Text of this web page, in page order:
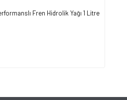
Fren Hidrolik Yağı 1 Litre